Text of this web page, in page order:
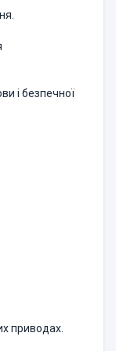
і безпечної
приводах.